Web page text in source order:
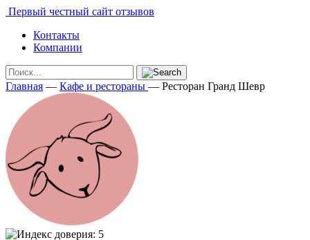
Первый честный сайт отзывов
Контакты
Компании
Главная — Кафе и рестораны — Ресторан Гранд Шевр